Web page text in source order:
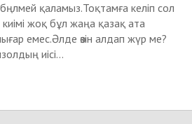
қаламыз.Тоқтамға келіп сол
жоқ бұл жаңа қазақ ата
емес.Әлде өзін алдап жүр ме?
иісі...